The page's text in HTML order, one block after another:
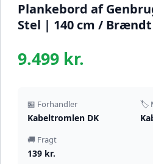
Plankebord af
Stel | 140 cm /
9.499 kr.
🏪 Forhandler
Kabeltromlen DK
🏷️
🚚 Fragt
139 kr.